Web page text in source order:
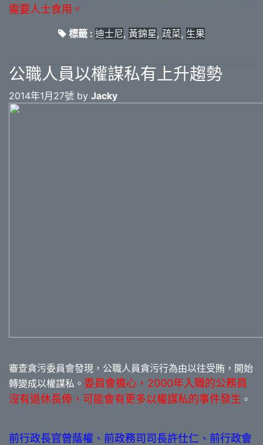
需要人士食用。
標籤 : 迪士尼, 黃錦星, 疏菜, 生果
公職人員以權謀私有上升趨勢
2014年1月27號 by Jacky
審查貪污委員會發現，公職人員貪污行為由以往受賄，開始
轉變成以權謀私。 委員會擔心，2000年入職的公務員
沒有退休長俸，可能會有更多以權謀私的事件發生 。
前行政長官曾蔭權、前政務司司長許仕仁、前行政會